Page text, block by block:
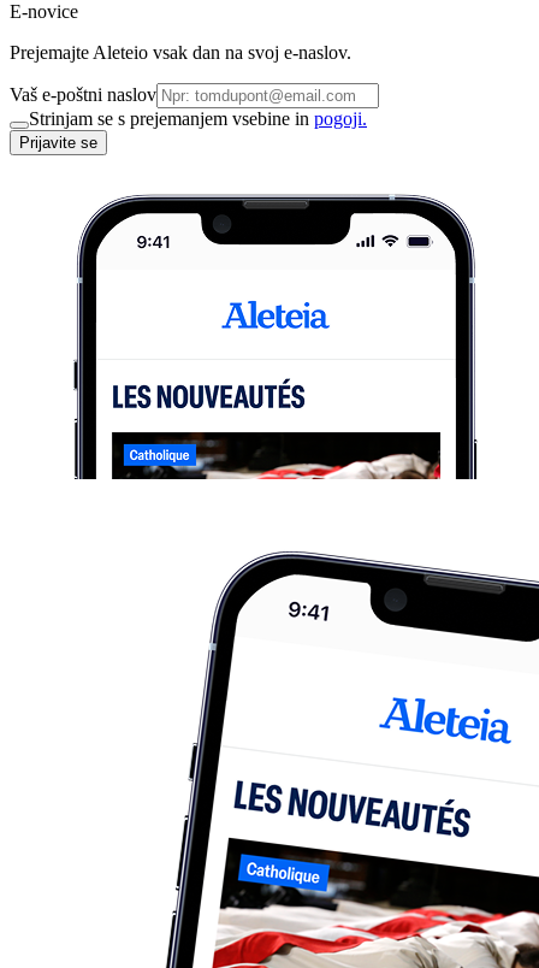
E-novice
Prejemajte Aleteio vsak dan na svoj e-naslov.
Vaš e-poštni naslov
Strinjam se s prejemanjem vsebine in pogoji.
Prijavite se